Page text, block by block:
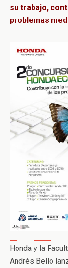
su trabajo,
problemas
Honda y la
Andrés Bello